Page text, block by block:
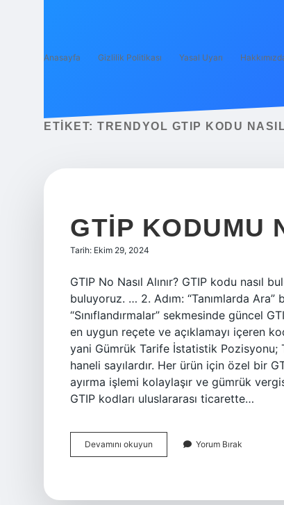
Anasayfa Gizlilik Politikası Yasal Uyarı
ETIKET: TRENDYOL GTIP KODU
GTIP KODUMU
Tarih: Ekim 29, 2024
GTIP No Nasıl Alınır? GTIP kodu nasıl
buluyoruz. … 2. Adım: “Tanımlarda Ara”
“Sınıflandırmalar” sekmesinde güncel
en uygun reçete ve açıklamayı içeren
yani Gümrük Tarife İstatistik Pozisyonu;
haneli sayılardır. Her ürün için özel bir
ayırma işlemi kolaylaşır ve gümrük
GTIP kodları uluslararası ticarette…
Devamını okuyun
Kodumu
Yorum Bırak